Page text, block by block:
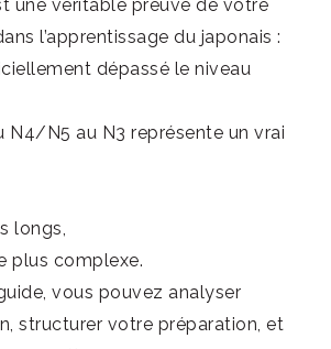
une véritable preuve de votre
l’apprentissage du japonais :
dépassé le niveau
N4/N5 au N3 représente un vrai
longs,
plus complexe.
vous pouvez analyser
structurer votre préparation, et